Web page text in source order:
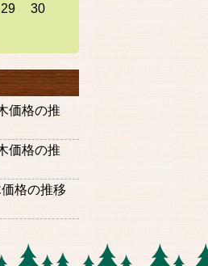
29
30
価格の推
価格の推
格の推移